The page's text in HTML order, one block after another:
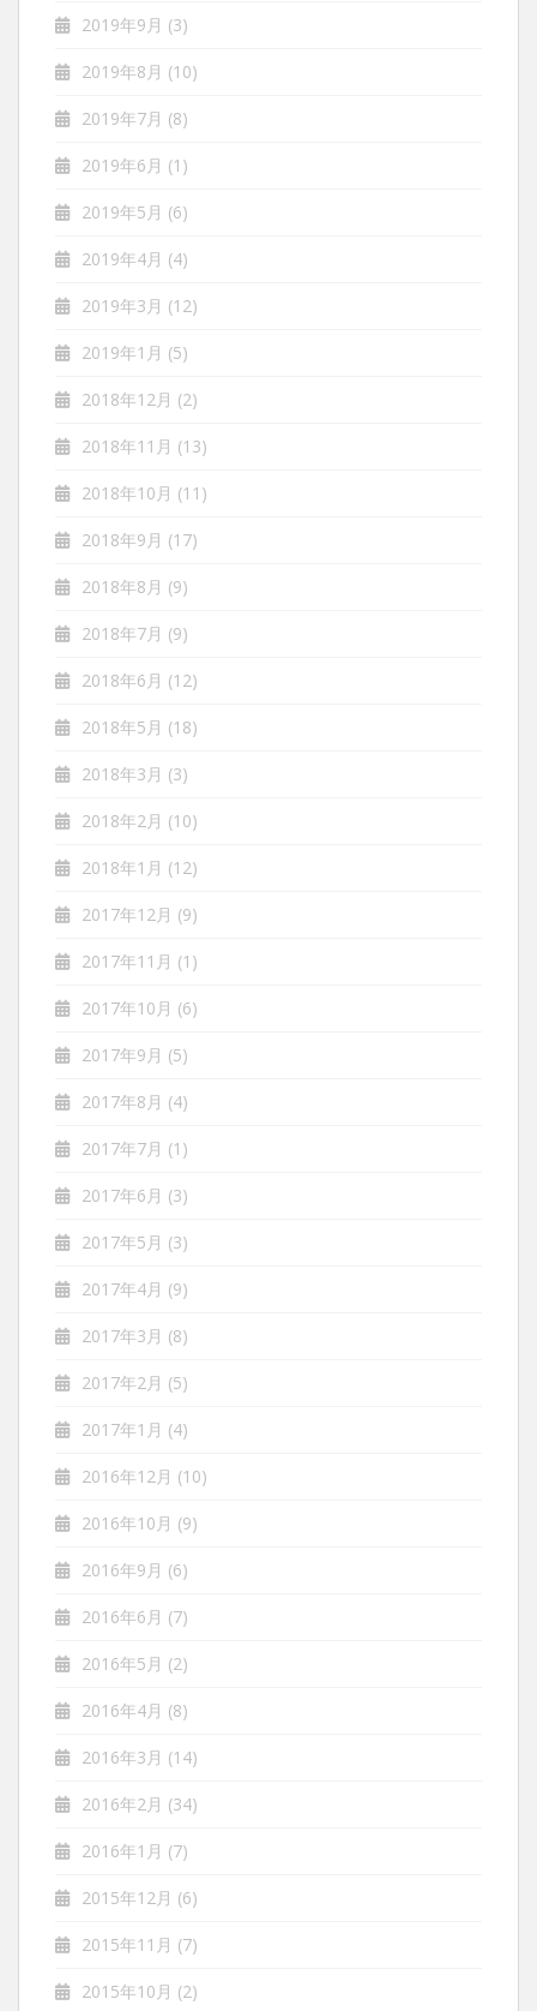
2019年9月 (3)
2019年8月 (10)
2019年7月 (8)
2019年6月 (1)
2019年5月 (6)
2019年4月 (4)
2019年3月 (12)
2019年1月 (5)
2018年12月 (2)
2018年11月 (13)
2018年10月 (11)
2018年9月 (17)
2018年8月 (9)
2018年7月 (9)
2018年6月 (12)
2018年5月 (18)
2018年3月 (3)
2018年2月 (10)
2018年1月 (12)
2017年12月 (9)
2017年11月 (1)
2017年10月 (6)
2017年9月 (5)
2017年8月 (4)
2017年7月 (1)
2017年6月 (3)
2017年5月 (3)
2017年4月 (9)
2017年3月 (8)
2017年2月 (5)
2017年1月 (4)
2016年12月 (10)
2016年10月 (9)
2016年9月 (6)
2016年6月 (7)
2016年5月 (2)
2016年4月 (8)
2016年3月 (14)
2016年2月 (34)
2016年1月 (7)
2015年12月 (6)
2015年11月 (7)
2015年10月 (2)